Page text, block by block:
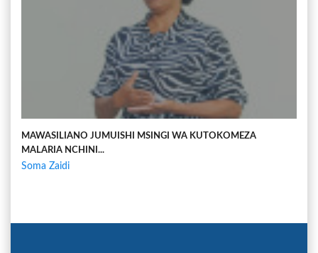
MAWASILIANO JUMUISHI MSINGI WA KUTOKOMEZA
MALARIA NCHINI...
Soma Zaidi